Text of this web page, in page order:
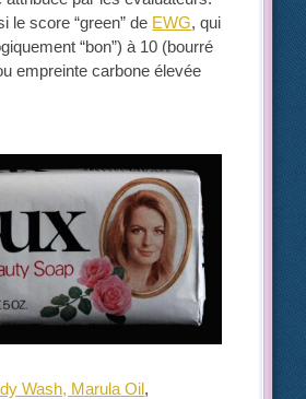
le score “green” de EWG, qui
“bon”) à 10 (bourré
empreinte carbone élevée
Wash, Marula Oil,